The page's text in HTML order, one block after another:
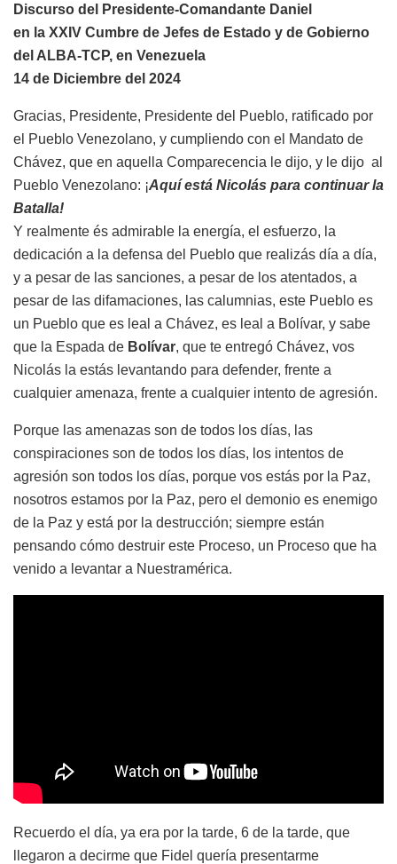
Discurso del Presidente-Comandante Daniel
en la XXIV Cumbre de Jefes de Estado y de Gobierno
del ALBA-TCP, en Venezuela
14 de Diciembre del 2024
Gracias, Presidente, Presidente del Pueblo, ratificado por
el Pueblo Venezolano, y cumpliendo con el Mandato de
Chávez, que en aquella Comparecencia le dijo, y le dijo al
Pueblo Venezolano: ¡Aquí está Nicolás para continuar la
Batalla!
Y realmente és admirable la energía, el esfuerzo, la
dedicación a la defensa del Pueblo que realizás día a día,
y a pesar de las sanciones, a pesar de los atentados, a
pesar de las difamaciones, las calumnias, este Pueblo es
un Pueblo que es leal a Chávez, es leal a Bolívar, y sabe
que la Espada de Bolívar, que te entregó Chávez, vos
Nicolás la estás levantando para defender, frente a
cualquier amenaza, frente a cualquier intento de agresión.
Porque las amenazas son de todos los días, las
conspiraciones son de todos los días, los intentos de
agresión son todos los días, porque vos estás por la Paz,
nosotros estamos por la Paz, pero el demonio es enemigo
de la Paz y está por la destrucción; siempre están
pensando cómo destruir este Proceso, un Proceso que ha
venido a levantar a Nuestramérica.
Recuerdo el día, ya era por la tarde, 6 de la tarde, que
llegaron a decirme que Fidel quería presentarme